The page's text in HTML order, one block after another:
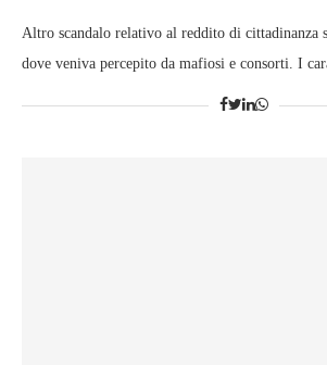
Altro scandalo relativo al reddito di cittadinanza
dove veniva percepito da mafiosi e consorti. I